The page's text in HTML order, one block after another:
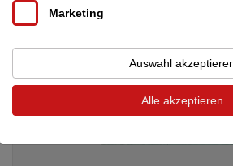
Marketing
Auswahl
Alle akzeptieren